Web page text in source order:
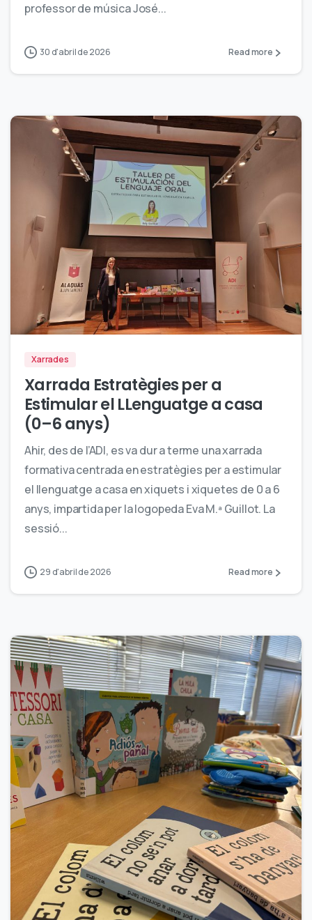
professor de música José...
30 d'abril de 2026 Read more
0
Xarrades
Xarrada Estratègies per a
Estimular el LLenguatge a casa
(0–6 anys)
Ahir, des de l’ADI, es va dur a terme una xarrada
formativa centrada en estratègies per a estimular
el llenguatge a casa en xiquets i xiquetes de 0 a 6
anys, impartida per la logopeda Eva M.ª Guillot. La
sessió...
29 d'abril de 2026 Read more